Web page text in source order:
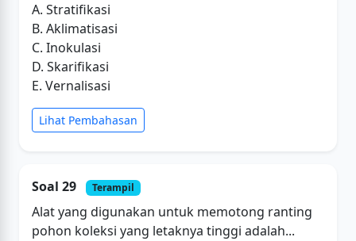
A. Stratifikasi
B. Aklimatisasi
C. Inokulasi
D. Skarifikasi
E. Vernalisasi
Lihat Pembahasan
Soal 29 Terampil
Alat yang digunakan untuk memotong ranting
pohon koleksi yang letaknya tinggi adalah...